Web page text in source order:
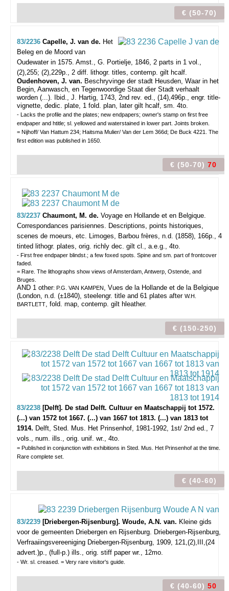
€ (50-70)
83/2236 Capelle, J. van de. Het
Beleg en de Moord van
Oudewater in 1575. Amst., G. Portielje, 1846, 2 parts in 1 vol.,
(2),255; (2),229p., 2 diff. lithogr. titles, contemp. gilt hcalf.
Oudenhoven, J. van. Beschryvinge der stadt Heusden, Waar in het
Begin, Aanwasch, en Tegenwoordige Staat dier Stadt verhaalt
worden (...). Ibid., J. Hartig, 1743, 2nd rev. ed., (14),496p., engr. title-
vignette, dedic. plate, 1 fold. plan, later gilt hcalf, sm. 4to.
- Lacks the profile and the plates; new endpapers; owner's stamp on first free
endpaper and htitle; sl. yellowed and waterstained in lower part. Joints broken.
= Nijhoff/ Van Hattum 234; Haitsma Mulier/ Van der Lem 366d; De Buck 4221. The
first edition was published in 1650.
€ (50-70) 70
83/2237 Chaumont, M. de. Voyage en Hollande et en Belgique.
Correspondances parisiennes. Descriptions, points historiques,
scenes de moeurs, etc. Limoges, Barbou frères, n.d. (1858), 166p., 4
tinted lithogr. plates, orig. richly dec. gilt cl., a.e.g., 4to.
- First free endpaper blindst.; a few foxed spots. Spine and sm. part of frontcover
faded.
= Rare. The lithographs show views of Amsterdam, Antwerp, Ostende, and
Bruges.
AND 1 other: P.G. VAN KAMPEN, Vues de la Hollande et de la Belgique
(London, n.d. (±1840), steelengr. title and 61 plates after W.H.
BARTLETT, fold. map, contemp. gilt hleather.
€ (150-250)
83/2238 [Delft]. De stad Delft. Cultuur en Maatschappij tot 1572.
(...) van 1572 tot 1667. (...) van 1667 tot 1813. (...) van 1813 tot
1914. Delft, Sted. Mus. Het Prinsenhof, 1981-1992, 1st/ 2nd ed., 7
vols., num. ills., orig. unif. wr., 4to.
= Published in conjunction with exhibitions in Sted. Mus. Het Prinsenhof at the time.
Rare complete set.
€ (40-60)
83/2239 [Driebergen-Rijsenburg]. Woude, A.N. van. Kleine gids
voor de gemeenten Driebergen en Rijsenburg. Driebergen-Rijsenburg,
Verfraaiingsvereeniging Driebergen-Rijsenburg, 1909, 121,(2),III,(24
advert.)p., (full-p.) ills., orig. stiff paper wr., 12mo.
- Wr. sl. creased. = Very rare visitor's guide.
€ (40-60) 50